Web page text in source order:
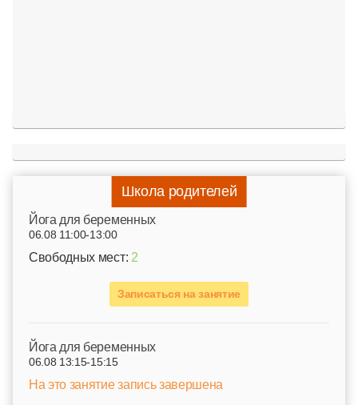
Школа родителей
Йога для беременных
06.08 11:00-13:00
Свободных мест: 2
Записаться на занятие
Йога для беременных
06.08 13:15-15:15
На это занятие запись завершена